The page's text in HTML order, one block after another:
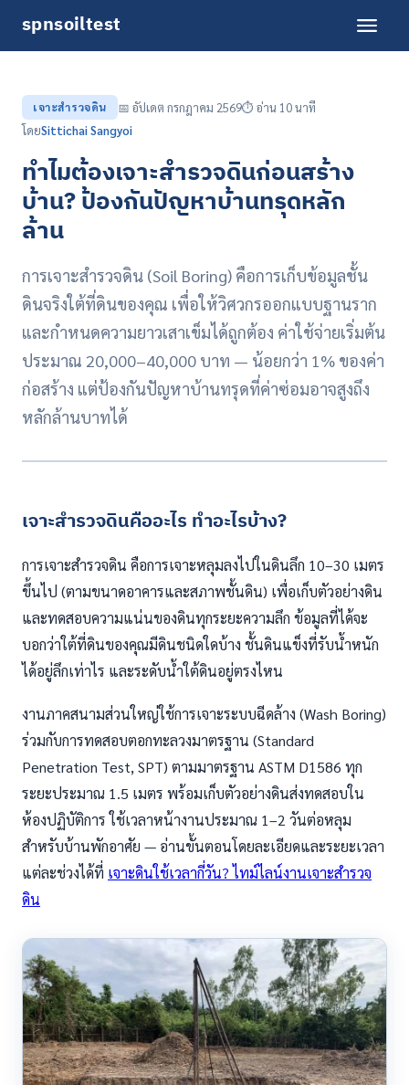
spnsoiltest
เจาะสำรวจดิน 📅 อัปเดต กรกฎาคม 2569⏱️ อ่าน 10 นาที
โดยSittichai Sangyoi
ทำไมต้องเจาะสำรวจดินก่อนสร้าง
บ้าน? ป้องกันปัญหาบ้านทรุดหลัก
ล้าน
การเจาะสำรวจดิน (Soil Boring) คือการเก็บข้อมูลชั้น
ดินจริงใต้ที่ดินของคุณ เพื่อให้วิศวกรออกแบบฐานราก
และกำหนดความยาวเสาเข็มได้ถูกต้อง ค่าใช้จ่ายเริ่มต้น
ประมาณ 20,000–40,000 บาท — น้อยกว่า 1% ของค่า
ก่อสร้าง แต่ป้องกันปัญหาบ้านทรุดที่ค่าซ่อมอาจสูงถึง
หลักล้านบาทได้
เจาะสำรวจดินคืออะไร ทำอะไรบ้าง?
การเจาะสำรวจดิน คือการเจาะหลุมลงไปในดินลึก 10–30 เมตร
ขึ้นไป (ตามขนาดอาคารและสภาพชั้นดิน) เพื่อเก็บตัวอย่างดิน
และทดสอบความแน่นของดินทุกระยะความลึก ข้อมูลที่ได้จะ
บอกว่าใต้ที่ดินของคุณมีดินชนิดใดบ้าง ชั้นดินแข็งที่รับน้ำหนัก
ได้อยู่ลึกเท่าไร และระดับน้ำใต้ดินอยู่ตรงไหน
งานภาคสนามส่วนใหญ่ใช้การเจาะระบบฉีดล้าง (Wash Boring)
ร่วมกับการทดสอบตอกทะลวงมาตรฐาน (Standard
Penetration Test, SPT) ตามมาตรฐาน ASTM D1586 ทุก
ระยะประมาณ 1.5 เมตร พร้อมเก็บตัวอย่างดินส่งทดสอบใน
ห้องปฏิบัติการ ใช้เวลาหน้างานประมาณ 1–2 วันต่อหลุม
สำหรับบ้านพักอาศัย — อ่านขั้นตอนโดยละเอียดและระยะเวลา
แต่ละช่วงได้ที่ เจาะดินใช้เวลากี่วัน? ไทม์ไลน์งานเจาะสำรวจ
ดิน